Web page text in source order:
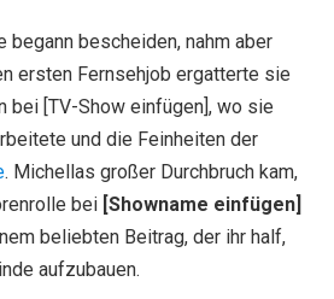
begann bescheiden, nahm aber
ersten Fernsehjob ergatterte sie
bei [TV-Show einfügen], wo sie
und die Feinheiten der
. Michellas großer Durchbruch kam,
bei [Showname einfügen]
beliebten Beitrag, der ihr half,
aufzubauen.